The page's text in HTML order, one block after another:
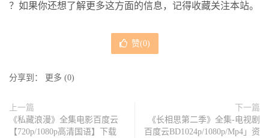
？如果你还想了解更多这方面的信息，记得收藏关注本站。
赞(0)
分享到： 更多 (0)
上一篇
《私藏浪漫》全集电影百度云
【720p/1080p高清国语】下载
下一篇
《长相思第二季》全集-电视剧
百度云BD1024p/1080p/Mp4」资